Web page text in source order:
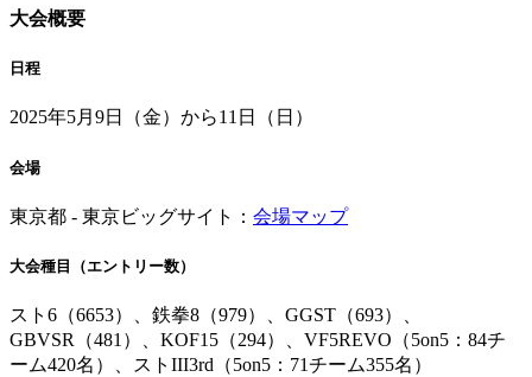
大会概要
日程
2025年5月9日（金）から11日（日）
会場
東京都 - 東京ビッグサイト： 会場マップ
大会種目（エントリー数）
スト6（6653）、鉄拳8（979）、GGST（693）、
GBVSR（481）、KOF15（294）、VF5REVO（5on5：84チ
ーム420名）、ストIII3rd（5on5：71チーム355名）